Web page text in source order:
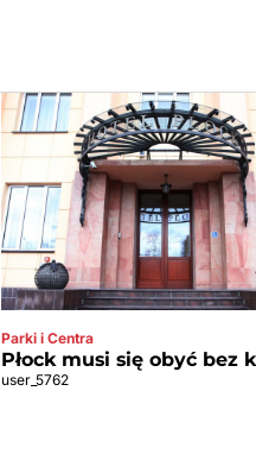
Parki i Centra
Płock musi się obyć bez
user_5762